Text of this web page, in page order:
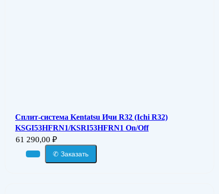
Сплит-система Kentatsu Ичи R32 (Ichi R32)
KSGI53HFRN1/KSRI53HFRN1 On/Off
61 290,00 ₽
✆ Заказать